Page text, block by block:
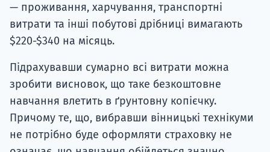
— проживання, харчування, транспортні
витрати та інші побутові дрібниці вимагають
$220-$340 на місяць.
Підрахувавши сумарно всі витрати можна
зробити висновок, що таке безкоштовне
навчання влетить в ґрунтовну копієчку.
Причому те, що, вибравши вінницькі технікуми
не потрібно буде оформляти страховку не